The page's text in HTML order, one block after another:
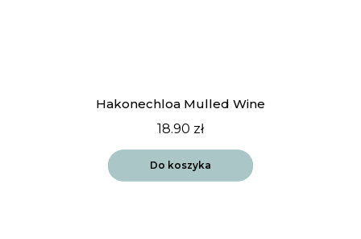
Hakonechloa Mulled Wine
18.90 zł
Do koszyka